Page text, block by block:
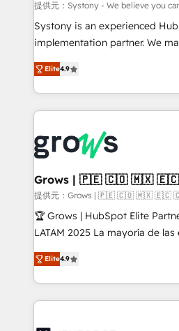
Migration Why 1406 We become part of your team.
Your team learns while we
broke. Built for mid-market
constraints. By the Numbers 🏆 Top 1% of all
HubSpot partners 🔄 Top 5%
and sales ops at mid-market
move beyond spreadsheets
that drive real business results.
提供元：Systony - We believe you
Systony is an experienced
implementation partner. We
organization's needs and goals
with your organization. We are
you are too. Why Systony? - 20+ years of
experience with CRM,
Own back-end developers -
migrations (e.g. Salesforce, MS
View, SuperOffice) - Custom
Business Central, Navision, AX,
focus on growing B2B
such as manufacturing, SaaS,
partner, we know how
That's why we have developed
technology and people with
Elite4.9
Grows | 🇵🇪 🇨🇴 🇲🇽
提供元：Grows | 🇵🇪 🇨🇴 🇲🇽
🏆 Grows | HubSpot Elite
LATAM 2025 La mayoría de las empresas en LATAM
no tienen un problema de
problema de orden. Equipos
dispersos y procesos que
clave — no de sistemas. Eso
Elite4.9